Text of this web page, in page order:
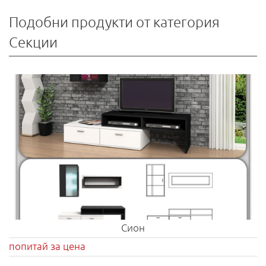
Подобни продукти от категория
Секции
Сион
попитай за цена